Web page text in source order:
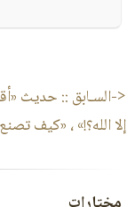
<-السـابق :: حديث
إلا الله؟!» ، «كيف تصنع